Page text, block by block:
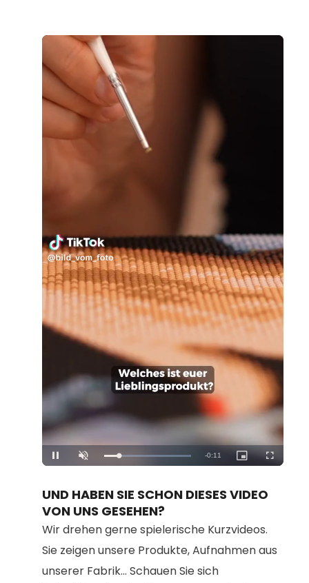
Unmute Loaded:
100.00%
UND HABEN SIE SCHON DIESES VIDEO
VON UNS GESEHEN?
Wir drehen gerne spielerische Kurzvideos.
Sie zeigen unsere Produkte, Aufnahmen aus
unserer Fabrik... Schauen Sie sich